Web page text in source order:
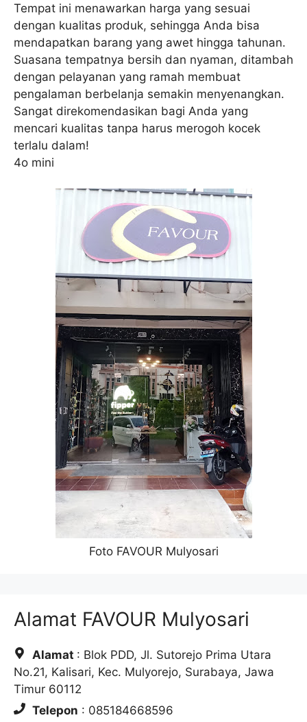
Tempat ini menawarkan harga yang sesuai
dengan kualitas produk, sehingga Anda bisa
mendapatkan barang yang awet hingga tahunan.
Suasana tempatnya bersih dan nyaman, ditambah
dengan pelayanan yang ramah membuat
pengalaman berbelanja semakin menyenangkan.
Sangat direkomendasikan bagi Anda yang
mencari kualitas tanpa harus merogoh kocek
terlalu dalam!
4o mini
Foto FAVOUR Mulyosari
Alamat FAVOUR Mulyosari
Alamat : Blok PDD, Jl. Sutorejo Prima Utara
No.21, Kalisari, Kec. Mulyorejo, Surabaya, Jawa
Timur 60112
Telepon : 085184668596